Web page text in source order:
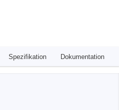
Spezifikation Dokumentation